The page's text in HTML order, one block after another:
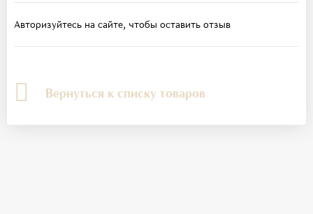
Авторизуйтесь на сайте, чтобы оставить отзыв
Вернуться к списку товаров